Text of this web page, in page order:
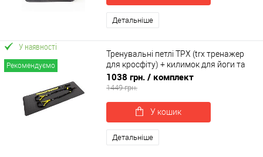
Детальніше
Рекомендуємо
У наявності
Тренувальні петлі ТРХ (trx тренажер
для кросфіту) + килимок для йоги та
фітнесу OSPORT Set 57 (n-0087)
1038 грн. / комплект
1449 грн.
У кошик
Детальніше